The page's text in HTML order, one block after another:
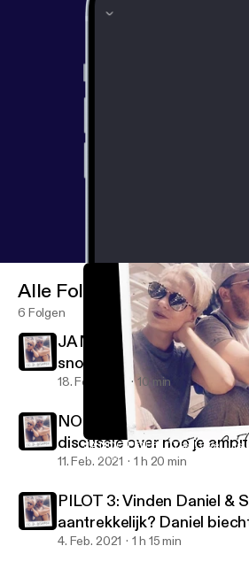
JA NOG EEN PILOT #5! Over
EXINGESPREK
Alle Folgen
6 Folgen
JA NOG EEN PILOT #5!
snowboarden, en...
18. Feb. 2021 10 min
NOG EEN PILOT,
discussie over hoe je
combineert!
11. Feb. 2021 1 h 20 min
PILOT 3: Vinden Daniel &
aantrekkelijk? Daniel
vrouwen tijdens hun relatie
4. Feb. 2021 1 h 15 min